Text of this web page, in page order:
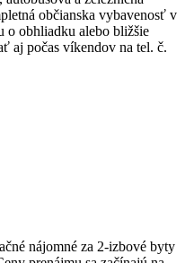
občianska vybavenosť v
o obhliadku alebo bližšie
aj počas víkendov na tel. č.
nájomné za 2-izbové byty